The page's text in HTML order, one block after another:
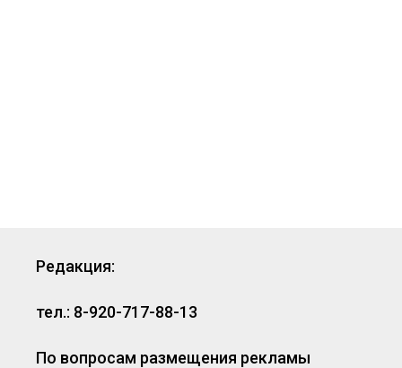
Редакция:
тел.: 8-920-717-88-13
По вопросам размещения рекламы